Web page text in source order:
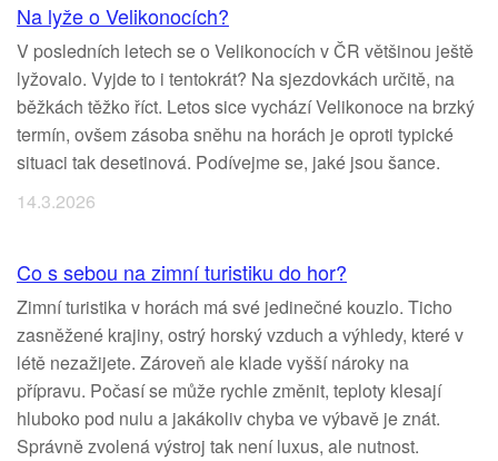
Na lyže o Velikonocích?
V posledních letech se o Velikonocích v ČR většinou ještě
lyžovalo. Vyjde to i tentokrát? Na sjezdovkách určitě, na
běžkách těžko říct. Letos sice vychází Velikonoce na brzký
termín, ovšem zásoba sněhu na horách je oproti typické
situaci tak desetinová. Podívejme se, jaké jsou šance.
14.3.2026
Co s sebou na zimní turistiku do hor?
Zimní turistika v horách má své jedinečné kouzlo. Ticho
zasněžené krajiny, ostrý horský vzduch a výhledy, které v
létě nezažijete. Zároveň ale klade vyšší nároky na
přípravu. Počasí se může rychle změnit, teploty klesají
hluboko pod nulu a jakákoliv chyba ve výbavě je znát.
Správně zvolená výstroj tak není luxus, ale nutnost.